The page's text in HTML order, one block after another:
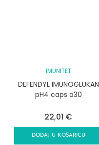
IMUNITET
DEFENDYL IMUNOGLUKAN
pH4 caps a30
22,01 €
DODAJ U KOŠARICU